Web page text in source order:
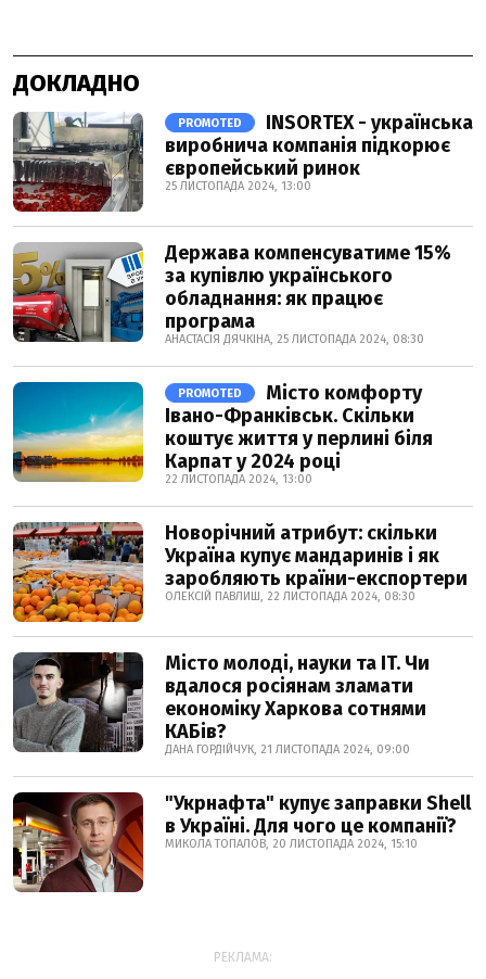
ДОКЛАДНО
PROMOTED
INSORTEX - українська
виробнича компанія підкорює
європейський ринок
25 ЛИСТОПАДА 2024, 13:00
Держава компенсуватиме 15%
за купівлю українського
обладнання: як працює
програма
АНАСТАСІЯ ДЯЧКІНА, 25 ЛИСТОПАДА 2024, 08:30
PROMOTED
Місто комфорту
Івано-Франківськ. Скільки
коштує життя у перлині біля
Карпат у 2024 році
22 ЛИСТОПАДА 2024, 13:00
Новорічний атрибут: скільки
Україна купує мандаринів і як
заробляють країни-експортери
ОЛЕКСІЙ ПАВЛИШ, 22 ЛИСТОПАДА 2024, 08:30
Місто молоді, науки та IT. Чи
вдалося росіянам зламати
економіку Харкова сотнями
КАБів?
ДАНА ГОРДІЙЧУК, 21 ЛИСТОПАДА 2024, 09:00
"Укрнафта" купує заправки Shell
в Україні. Для чого це компанії?
МИКОЛА ТОПАЛОВ, 20 ЛИСТОПАДА 2024, 15:10
РЕКЛАМА: